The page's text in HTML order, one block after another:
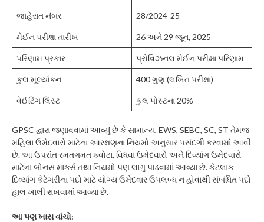
જાહેરાત નંબર 28/2024-25
મેઈન પરીક્ષા તારીખ 26 અને 29 જૂન, 2025
પરિણામ પ્રકાર પ્રોવિઝનલ મેઈન પરીક્ષા પરિણામ
કુલ મૂલ્યાંકન 400 ગુણ (લખિત પરીક્ષા)
વેઈટિંગ લિસ્ટ કુલ પોસ્ટના 20%
GPSC દ્વારા જણાવવામાં આવ્યું છે કે સામાન્ય, EWS, SEBC, SC, ST તેમજ
મહિલા ઉમેદવારો માટેના આરક્ષણના નિયમો અનુસાર પસંદગી કરવામાં આવી
છે. આ ઉપરાંત રમતગમત ક્વોટા, વિધવા ઉમેદવારો અને દિવ્યાંગ ઉમેદવારો
માટેના બોનસ માર્ક્સ તથા નિયમો પણ લાગુ પાડવામાં આવ્યા છે. કેટલાક
દિવ્યાંગ કેટેગરીના પદો માટે યોગ્ય ઉમેદવાર ઉપલબ્ધ ન હોવાથી સંબંધિત પદો
હાલ ખાલી રાખવામાં આવ્યા છે.
આ પણ ખાસ વાંચો: